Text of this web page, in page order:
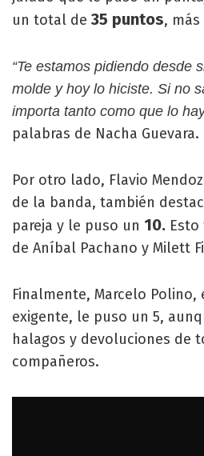
un total de 35 puntos,
“Te estamos pidiendo desde
molde y hoy lo hiciste. Si no
importa tanto como que lo
palabras de Nacha Guevara.
Por otro lado, Flavio
de la banda, también
pareja y le puso un 10.
de Aníbal Pachano y Milett
Finalmente, Marcelo Polino,
exigente, le puso un 5,
halagos y devoluciones de
compañeros.